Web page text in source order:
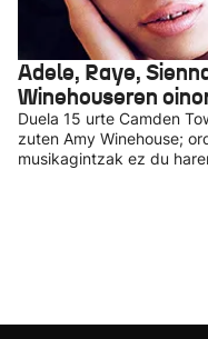
Adele, Raye,
Winehouseren
Duela 15 urte Camden
zuten Amy Winehouse;
musikagintzak ez du